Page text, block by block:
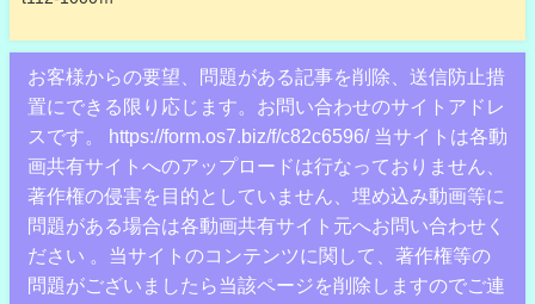
お客様からの要望、問題がある記事を削除、送信防止措
置にできる限り応じます。お問い合わせのサイトアドレ
スです。 https://form.os7.biz/f/c82c6596/ 当サイトは各動
画共有サイトへのアップロードは行なっておりません、
著作権の侵害を目的としていません、埋め込み動画等に
問題がある場合は各動画共有サイト元へお問い合わせく
ださい 。当サイトのコンテンツに関して、著作権等の
問題がございましたら当該ページを削除しますのでご連